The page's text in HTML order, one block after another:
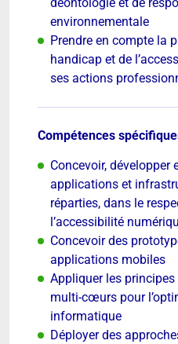
environnementale
Prendre en compte la
handicap et de
ses actions
Compétences
Concevoir, développer
applications et
réparties, dans le
l’accessibilité
Concevoir des
applications mobiles
Appliquer les
multi-cœurs pour
informatique
Déployer des